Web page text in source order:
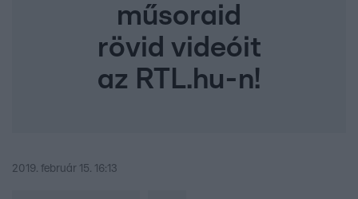
műsoraid
rövid videóit
az RTL.hu-n!
2019. február 15. 16:13